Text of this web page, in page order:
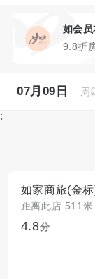
如会
9.8折
07月09日 周
;
如家商旅(金
距离此店 511米
4.8分